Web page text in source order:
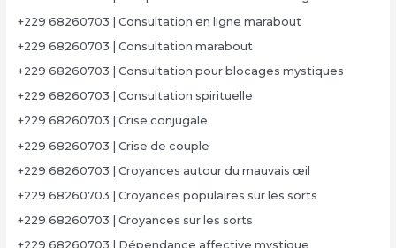
+229 68260703 | Consultation en ligne marabout
+229 68260703 | Consultation marabout
+229 68260703 | Consultation pour blocages mystiques
+229 68260703 | Consultation spirituelle
+229 68260703 | Crise conjugale
+229 68260703 | Crise de couple
+229 68260703 | Croyances autour du mauvais œil
+229 68260703 | Croyances populaires sur les sorts
+229 68260703 | Croyances sur les sorts
+229 68260703 | Dépendance affective mystique